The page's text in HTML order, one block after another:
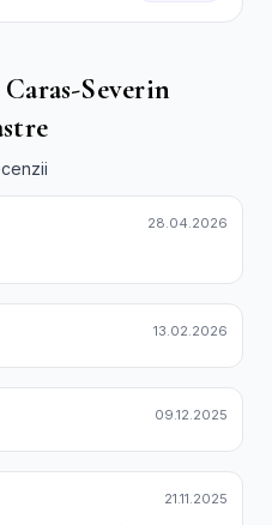
Severin
28.04.2026
13.02.2026
09.12.2025
21.11.2025